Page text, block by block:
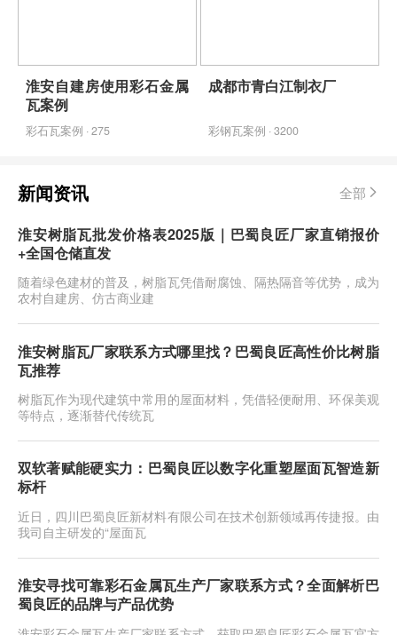
淮安自建房使用彩石金属
瓦案例
彩石瓦案例 · 275
成都市青白江制衣厂
彩钢瓦案例 · 3200
新闻资讯 全部
淮安树脂瓦批发价格表2025版｜巴蜀良匠厂家直销报价
+全国仓储直发
随着绿色建材的普及，树脂瓦凭借耐腐蚀、隔热隔音等优势，成为
农村自建房、仿古商业建
淮安树脂瓦厂家联系方式哪里找？巴蜀良匠高性价比树脂
瓦推荐
树脂瓦作为现代建筑中常用的屋面材料，凭借轻便耐用、环保美观
等特点，逐渐替代传统瓦
双软著赋能硬实力：巴蜀良匠以数字化重塑屋面瓦智造新
标杆
近日，四川巴蜀良匠新材料有限公司在技术创新领域再传捷报。由
我司自主研发的“屋面瓦
淮安寻找可靠彩石金属瓦生产厂家联系方式？全面解析巴
蜀良匠的品牌与产品优势